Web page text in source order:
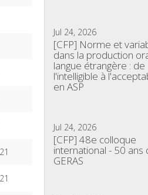
Jul 24, 2026
[CFP] Norme et
dans la production
langue étrangère : de
l'intelligible à
en ASP
Jul 24, 2026
[CFP] 48e colloque
international - 50 ans
GERAS